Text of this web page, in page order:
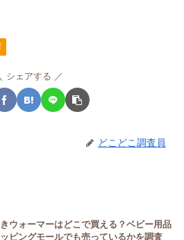
シェアする
どこどこ調査員
ウォーマーはどこで買える？ベビー用品
ピングモールでも売っているかを調査